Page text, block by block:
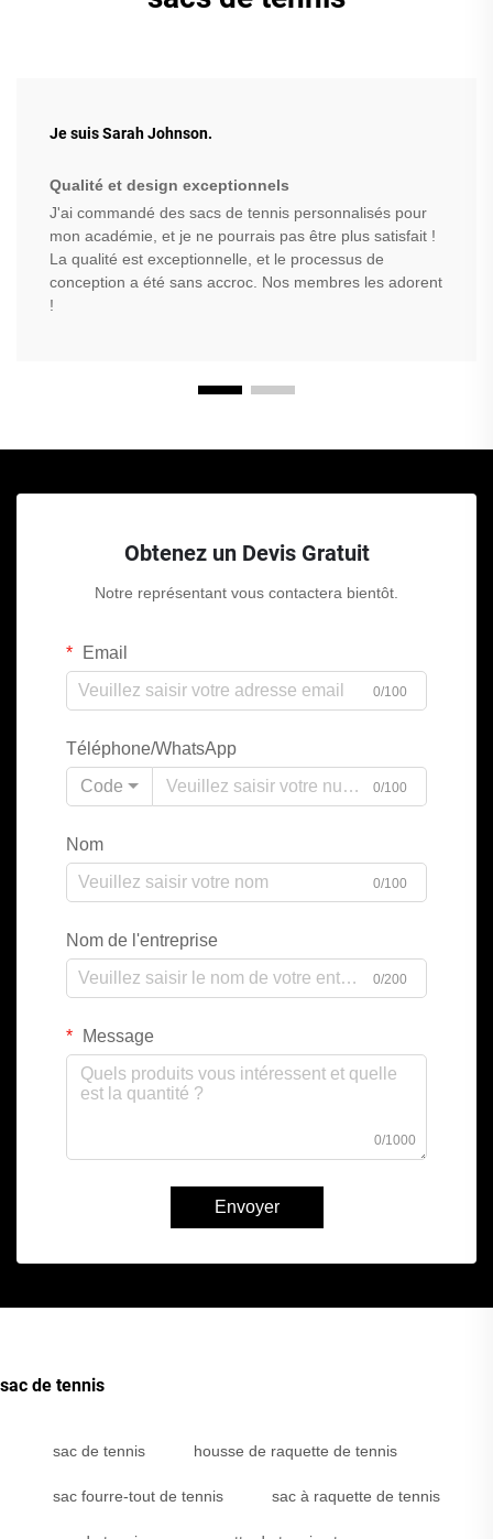
Je suis Sarah Johnson.
Qualité et design exceptionnels
J'ai commandé des sacs de tennis personnalisés pour
mon académie, et je ne pourrais pas être plus satisfait !
La qualité est exceptionnelle, et le processus de
conception a été sans accroc. Nos membres les adorent
!
Obtenez un Devis Gratuit
Notre représentant vous contactera bientôt.
Email
0/100
Téléphone/WhatsApp
Code
0/100
Nom
0/100
Nom de l'entreprise
0/200
Message
0/1000
Envoyer
sac de tennis
sac de tennis housse de raquette de tennis
sac fourre-tout de tennis sac à raquette de tennis